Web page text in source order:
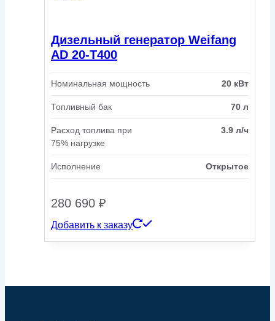
Дизельный генератор Weifang
AD 20-T400
Номинальная мощность 20 кВт
Топливный бак 70 л
Расход топлива при
75% нагрузке
3.9 л/ч
Исполнение Открытое
280 690 ₽
Добавить к заказу